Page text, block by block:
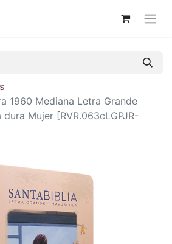
1960 Mediana Letra Grande
dura Mujer [RVR.063cLGPJR-